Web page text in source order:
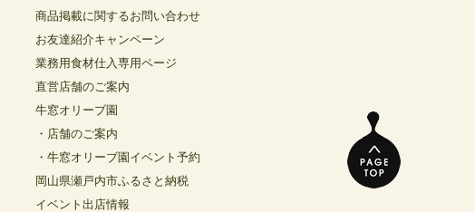
商品掲載に関するお問い合わせ
お友達紹介キャンペーン
業務用食材仕入専用ページ
直営店舗のご案内
牛窓オリーブ園
・店舗のご案内
・牛窓オリーブ園イベント予約
岡山県瀬戸内市ふるさと納税
イベント出店情報